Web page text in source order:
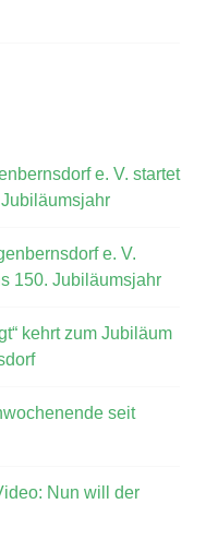
e. V. startet
e. V.
150. Jubiläumsjahr
kehrt zum Jubiläum
seit
Nun will der